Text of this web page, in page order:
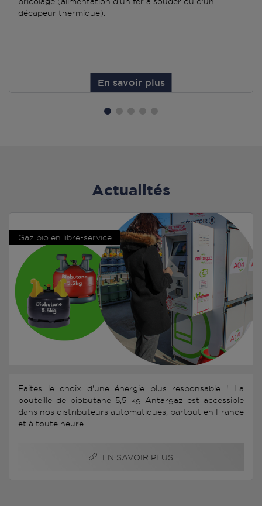
décapeur thermique).
En savoir plus
Actualités
Gaz bio en libre-service
Faites le choix d'une énergie plus responsable ! La
bouteille de biobutane 5,5 kg Antargaz est accessible
dans nos distributeurs automatiques, partout en France
et à toute heure.
EN SAVOIR PLUS